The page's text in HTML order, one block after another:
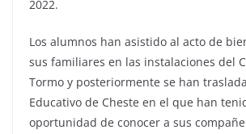
2022.
Los alumnos han asistido al acto de
sus familiares en las instalaciones del
Tormo y posteriormente se han
Educativo de Cheste en el que han
oportunidad de conocer a sus